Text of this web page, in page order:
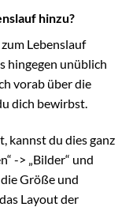
hinzu?
Lebenslauf
hingegen unüblich
vorab über die
dich bewirbst.
kannst du dies ganz
-> „Bilder“ und
Größe und
Layout der